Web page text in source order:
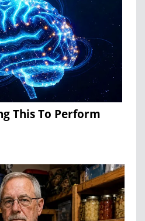
This To Perform